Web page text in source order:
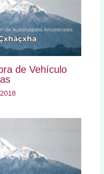
de Vehículo